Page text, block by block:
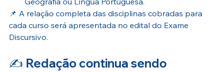
📌 A relação completa das disciplinas cobradas para
cada curso será apresentada no edital do Exame
Discursivo.
✍️ Redação continua sendo